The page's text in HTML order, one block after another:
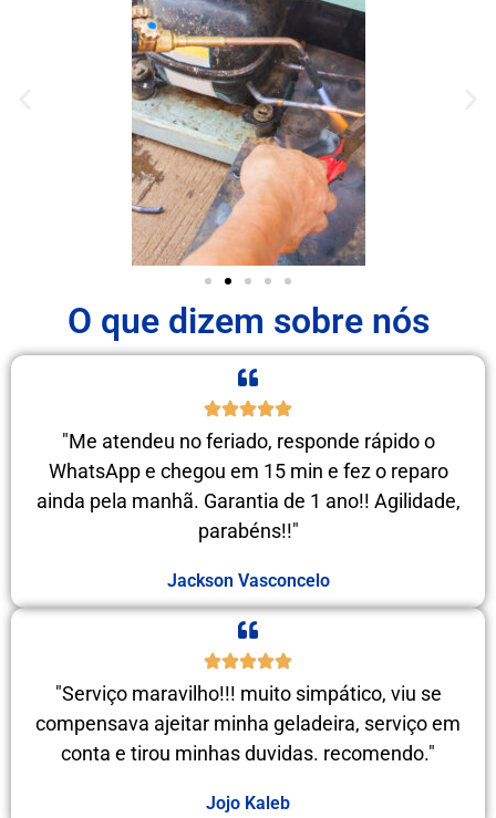
O que dizem sobre nós
"Me atendeu no feriado, responde rápido o
WhatsApp e chegou em 15 min e fez o reparo
ainda pela manhã. Garantia de 1 ano!! Agilidade,
parabéns!!"
Jackson Vasconcelo
"Serviço maravilho!!! muito simpático, viu se
compensava ajeitar minha geladeira, serviço em
conta e tirou minhas duvidas. recomendo."
Jojo Kaleb